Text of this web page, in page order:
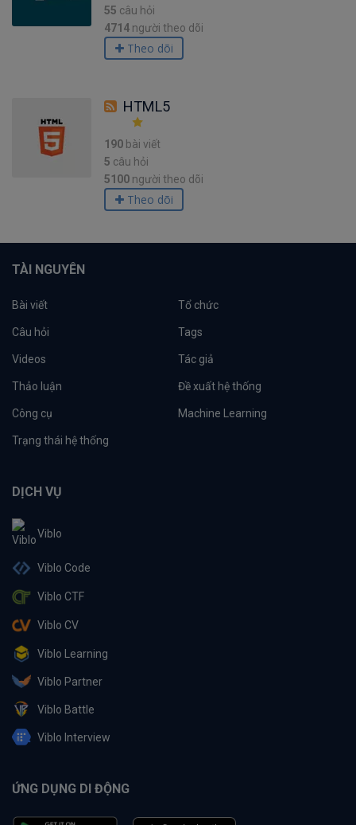
55 câu hỏi
4714 người theo dõi
Theo dõi
HTML5
190 bài viết
5 câu hỏi
5100 người theo dõi
Theo dõi
TÀI NGUYÊN
Bài viết Tổ chức
Câu hỏi Tags
Videos Tác giả
Thảo luận Đề xuất hệ thống
Công cụ Machine Learning
Trạng thái hệ thống
DỊCH VỤ
Viblo
Viblo Code
Viblo CTF
Viblo CV
Viblo Learning
Viblo Partner
Viblo Battle
Viblo Interview
ỨNG DỤNG DI ĐỘNG